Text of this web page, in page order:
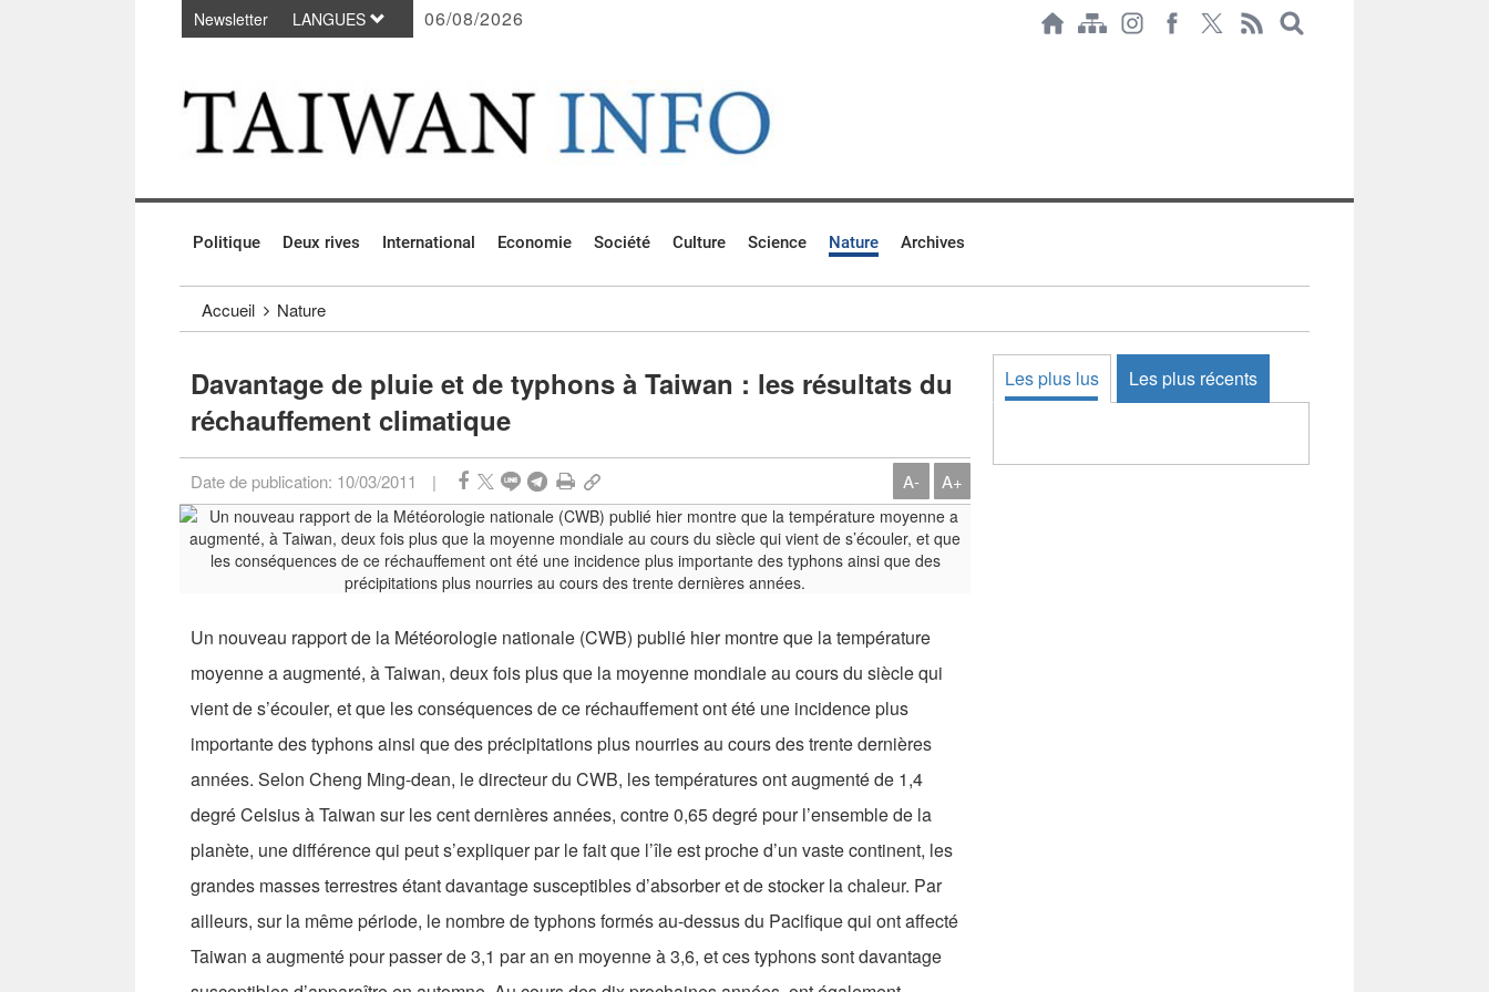
Passer au contenu principal
Newsletter LANGUES 06/08/2026
Politique Deux rives International Economie Société Culture Science Nature Archives
Accueil Nature
Davantage de pluie et de typhons à Taiwan : les résultats du
réchauffement climatique
Date de publication: 10/03/2011 | A- A+
Un nouveau rapport de la Météorologie nationale (CWB) publié hier montre que la température
moyenne a augmenté, à Taiwan, deux fois plus que la moyenne mondiale au cours du siècle qui
vient de s’écouler, et que les conséquences de ce réchauffement ont été une incidence plus
importante des typhons ainsi que des précipitations plus nourries au cours des trente dernières
années. Selon Cheng Ming-dean, le directeur du CWB, les températures ont augmenté de 1,4
degré Celsius à Taiwan sur les cent dernières années, contre 0,65 degré pour l’ensemble de la
planète, une différence qui peut s’expliquer par le fait que l’île est proche d’un vaste continent, les
grandes masses terrestres étant davantage susceptibles d’absorber et de stocker la chaleur. Par
ailleurs, sur la même période, le nombre de typhons formés au-dessus du Pacifique qui ont affecté
Taiwan a augmenté pour passer de 3,1 par an en moyenne à 3,6, et ces typhons sont davantage
Les plus lus Les plus récents